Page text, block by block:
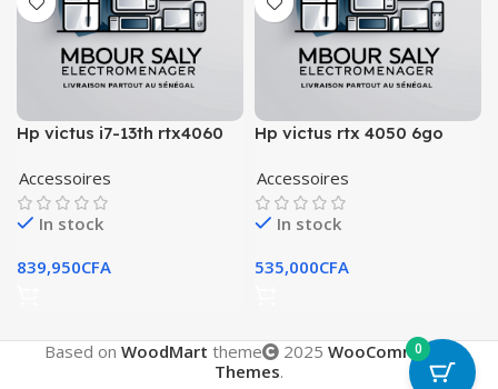
Hp victus i7-13th rtx4060
Accessoires
In stock
839,950CFA
Hp victus rtx 4050 6go
Accessoires
In stock
535,000CFA
Based on WoodMart theme 2025 WooCommerce
Themes.
0